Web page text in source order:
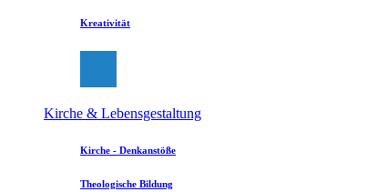
Kreativität
Kirche & Lebensgestaltung
Kirche - Denkanstöße
Theologische Bildung